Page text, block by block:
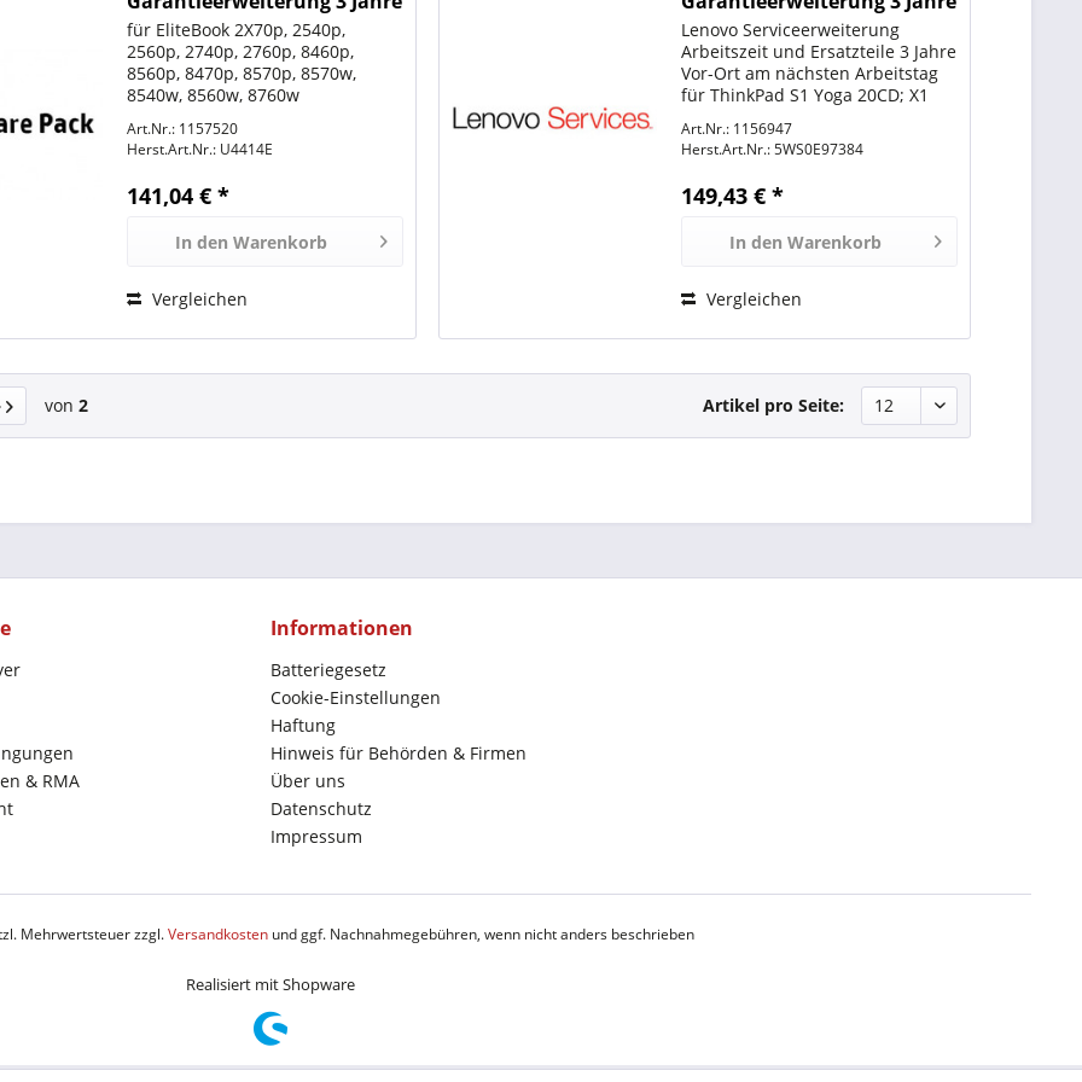
für EliteBook 2X70p, 2540p,
2560p, 2740p, 2760p, 8460p,
8560p, 8470p, 8570p, 8570w,
8540w, 8560w, 8760w
Art.Nr.: 1157520
Herst.Art.Nr.: U4414E
141,04 € *
In den Warenkorb
Vergleichen
Lenovo Serviceerweiterung
Arbeitszeit und Ersatzteile 3 Jahre
Vor-Ort am nächsten Arbeitstag
für ThinkPad S1 Yoga 20CD; X1
Art.Nr.: 1156947
Herst.Art.Nr.:5WS0E97384
149,43 € *
In den Warenkorb
Vergleichen
von 2 Artikel pro Seite:
& RMA
Informationen
Batteriegesetz
Cookie-Einstellungen
Haftung
Hinweis für Behörden & Firmen
Über uns
Datenschutz
Impressum
Mehrwertsteuer zzgl.Versandkostenund ggf. Nachnahmegebühren, wenn nicht anders beschrieben
Realisiert mit Shopware